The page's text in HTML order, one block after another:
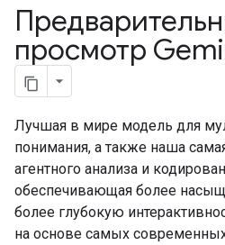
просмотр
Лучшая в мире модель для
понимания, а также наша
агентного анализа и
обеспечивающая более
более глубокую
на основе самых